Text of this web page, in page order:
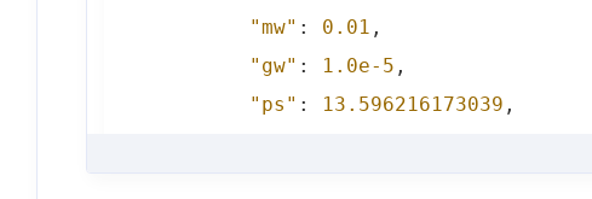
"mw" : 0.01 ,
"gw" : 1.0e-5 ,
"ps" : 13.596216173039 ,
"btu_h": 34121.416351331,